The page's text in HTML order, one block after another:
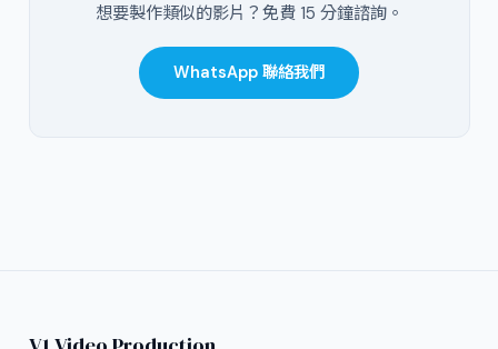
想要製作類似的影片？免費 15 分鐘諮詢。
WhatsApp 聯絡我們